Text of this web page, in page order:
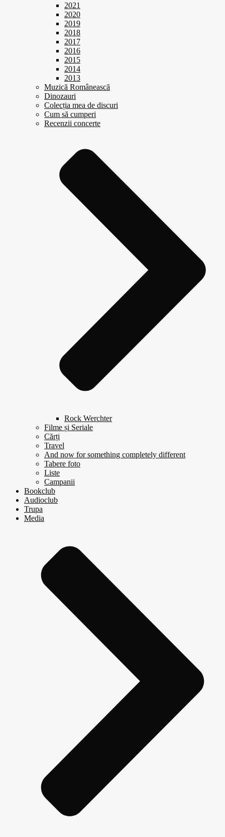
2021
2020
2019
2018
2017
2016
2015
2014
2013
Muzică Românească
Dinozauri
Colecția mea de discuri
Cum să cumperi
Recenzii concerte
Rock Werchter
Filme și Seriale
Cărți
Travel
And now for something completely different
Tabere foto
Liste
Campanii
Bookclub
Audioclub
Trupa
Media